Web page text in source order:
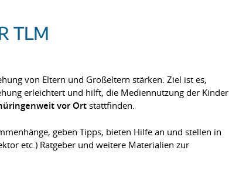
TLM
von Eltern und Großeltern stärken. Ziel ist es,
erleichtert und hilft, die Mediennutzung der Kinder
vor Ort stattfinden.
geben Tipps, bieten Hilfe an und stellen in
etc.) Ratgeber und weitere Materialien zur